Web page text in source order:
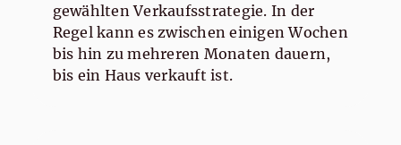
gewählten Verkaufsstrategie. In der
Regel kann es zwischen einigen Wochen
bis hin zu mehreren Monaten dauern,
bis ein Haus verkauft ist.